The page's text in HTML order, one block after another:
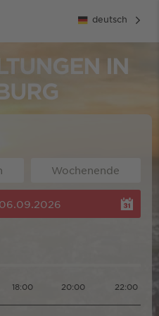
deutsch
IN
Wochenende
18:00 20:00 22:00